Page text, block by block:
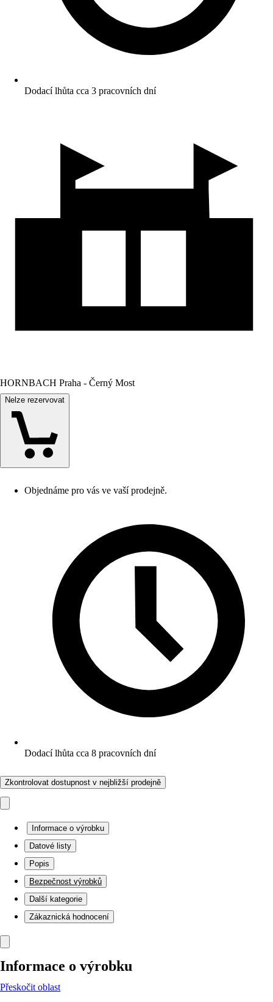
Dodací lhůta cca 3 pracovních dní
HORNBACH Praha - Černý Most
Nelze rezervovat
Objednáme pro vás ve vaší prodejně.
Dodací lhůta cca 8 pracovních dní
Zkontrolovat dostupnost v nejbližší prodejně
Informace o výrobku
Datové listy
Popis
Bezpečnost výrobků
Další kategorie
Zákaznická hodnocení
Informace o výrobku
Přeskočit oblast